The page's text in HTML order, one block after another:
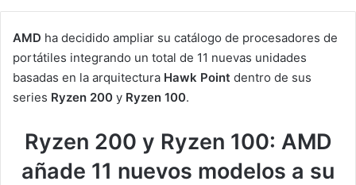
AMD ha decidido ampliar su catálogo de procesadores de
portátiles integrando un total de 11 nuevas unidades
basadas en la arquitectura Hawk Point dentro de sus
series Ryzen 200 y Ryzen 100.
Ryzen 200 y Ryzen 100: AMD
añade 11 nuevos modelos a su